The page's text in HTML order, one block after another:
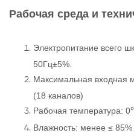
Рабочая среда и
Электропитание всего
50Гц±5%.
Максимальная входная
(18 каналов)
Рабочая температура:
Влажность: менее ≤ 85%